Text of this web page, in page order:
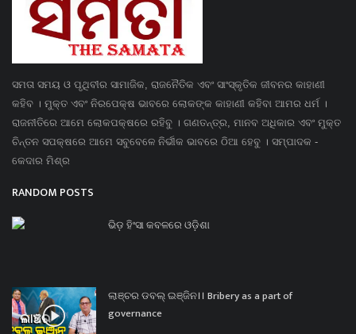
ସମତା ସମୟ ଓ ପୃଥିବୀର ସାମାଜିକ, ରାଜନୈତିକ ଏବଂ ସାଂସ୍କୃତିକ ଜୀବନର କାହାଣୀ
କହିବ । ମୁକ୍ତ ଏବଂ ନିରପେକ୍ଷ ଭାବରେ ଲୋକଙ୍କ କାହାଣୀ କହିବା ଆମର ଧର୍ମ ।
ରାଜନୀତିରେ ଆମେ ଲୋକପକ୍ଷରେ ରହିବୁ । ଗଣତନ୍ତ୍ର, ମାନବ ଅଧିକାର ଏବଂ ମୁକ୍ତ
ଚିନ୍ତନ ସପକ୍ଷରେ ଆମେ ସବୁବେଳେ ନିର୍ଭୀକ ଭାବରେ ଠିଆ ହେବୁ । ସମ୍ପାଦକ -
କେଦାର ମିଶ୍ର
RANDOM POSTS
ଭିଡ଼ ହିଂସା କବଳରେ ଓଡ଼ିଶା
ଲାଞ୍ଚର ଡବଲ୍ ଇଞ୍ଜିନ।। Bribery as a part of
governance